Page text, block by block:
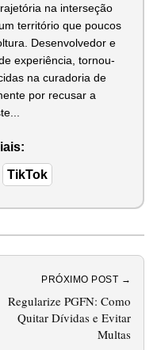
na interseção
território que poucos
Desenvolvedor e
experiência, tornou-
na curadoria de
por recusar a
TikTok
PRÓXIMO POST →
Regularize PGFN: Como
Quitar Dívidas e Evitar
Multas